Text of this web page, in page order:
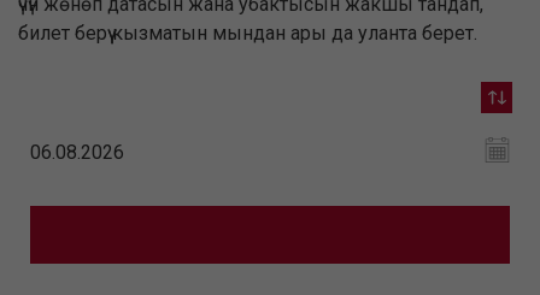
билет берүү кызматын мындан ары да уланта берет.